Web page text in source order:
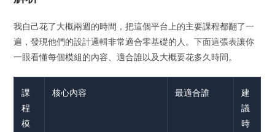
我自己花了大概兩週的時間，把這個平台上的主要課程都翻了一
遍，發現他們的設計邏輯非常適合零基礎的人。下面這張表讓你
一眼看懂每個模組的內容、適合誰以及大概要花多久時間。
課
程
模
核心內容 最適合誰
建
議
時